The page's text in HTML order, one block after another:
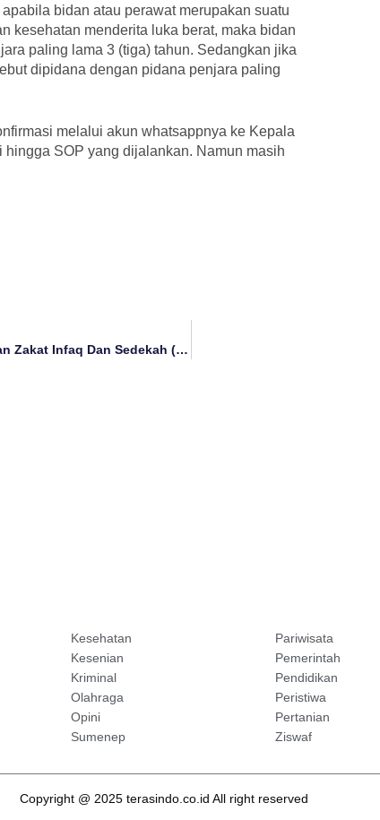
bidan atau perawat merupakan suatu
kesehatan menderita luka berat, maka bidan
paling lama 3 (tiga) tahun. Sedangkan jika
dipidana dengan pidana penjara paling
melalui akun whatsappnya ke Kepala
SOP yang dijalankan. Namun masih
LAZISNU MWCNU Rubaru Resmikan Unit Pengumpulan Zakat Infaq Dan Sedekah (UPZIS) Di Ranting NU Tambak Sari
Kesehatan
Kesenian
Kriminal
Olahraga
Opini
Sumenep
Pariwisata
Pemerintah
Pendidikan
Peristiwa
Pertanian
Ziswaf
Copyright @ 2025 terasindo.co.id All right reserved